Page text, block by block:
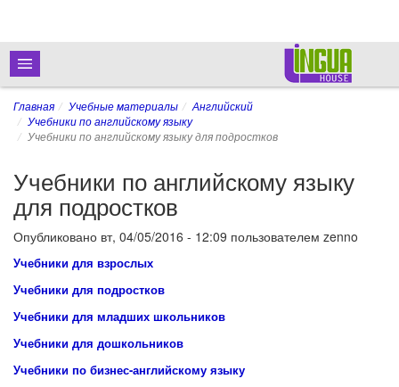
Главная Учебные материалы
Английский
Учебники по английскому языку
Учебники по английскому языку для подростков
Учебники по английскому языку
для подростков
Опубликовано вт, 04/05/2016 - 12:09 пользователем zenno
Учебники для взрослых
Учебники для подростков
Учебники для младших школьников
Учебники для дошкольников
Учебники по бизнес-английскому языку